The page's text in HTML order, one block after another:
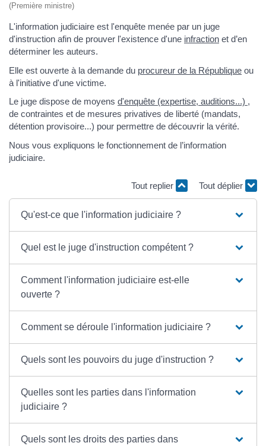
(Première ministre)
L'information judiciaire est l'enquête menée par un juge
d'instruction afin de prouver l'existence d'une infraction et d’en
déterminer les auteurs.
Elle est ouverte à la demande du procureur de la République ou
à l'initiative d'une victime.
Le juge dispose de moyens d'enquête (expertise, auditions...) ,
de contraintes et de mesures privatives de liberté (mandats,
détention provisoire...) pour permettre de découvrir la vérité.
Nous vous expliquons le fonctionnement de l’information
judiciaire.
Tout replier Tout déplier
Qu'est-ce que l'information judiciaire ?
Quel est le juge d'instruction compétent ?
Comment l'information judiciaire est-elle
ouverte ?
Comment se déroule l'information judiciaire ?
Quels sont les pouvoirs du juge d'instruction ?
Quelles sont les parties dans l'information
judiciaire ?
Quels sont les droits des parties dans